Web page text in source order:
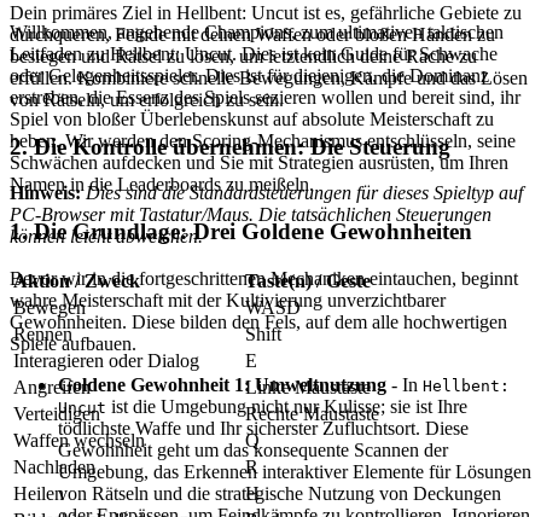
Dein primäres Ziel in Hellbent: Uncut ist es, gefährliche Gebiete zu
durchqueren, Feinde mit deinen Waffen oder bloßen Händen zu
besiegen und Rätsel zu lösen, um letztendlich deine Rache zu
erfüllen. Kombiniere schnelle Bewegungen, Kämpfe und das Lösen
von Rätseln, um erfolgreich zu sein.
2. Die Kontrolle übernehmen: Die Steuerung
Hinweis: Dies sind die Standardsteuerungen für dieses Spieltyp auf
PC-Browser mit Tastatur/Maus. Die tatsächlichen Steuerungen
können leicht abweichen.
Aktion / Zweck
Taste(n) / Geste
Bewegen
WASD
Rennen
Shift
Interagieren oder Dialog
E
Angreifen
Linke Maustaste
Verteidigen
Rechte Maustaste
Waffen wechseln
Q
Nachladen
R
Heilen
H
Willkommen, angehende Champions, zum ultimativen taktischen
Leitfaden zu Hellbent: Uncut. Dies ist kein Guide für Schwache
oder Gelegenheitsspieler. Dies ist für diejenigen, die Dominanz
erstreben, die Essenz des Spiels sezieren wollen und bereit sind, ihr
Spiel von bloßer Überlebenskunst auf absolute Meisterschaft zu
heben. Wir werden den Scoring-Mechanismus entschlüsseln, seine
Schwächen aufdecken und Sie mit Strategien ausrüsten, um Ihren
Namen in die Leaderboards zu meißeln.
1. Die Grundlage: Drei Goldene Gewohnheiten
Bevor wir in die fortgeschrittenen Mechaniken eintauchen, beginnt
wahre Meisterschaft mit der Kultivierung unverzichtbarer
Gewohnheiten. Diese bilden den Fels, auf dem alle hochwertigen
Spiele aufbauen.
Goldene Gewohnheit 1: Umweltnutzung - In Hellbent:
Uncut ist die Umgebung nicht nur Kulisse; sie ist Ihre
tödlichste Waffe und Ihr sicherster Zufluchtsort. Diese
Gewohnheit geht um das konsequente Scannen der
Umgebung, das Erkennen interaktiver Elemente für Lösungen
von Rätseln und die strategische Nutzung von Deckungen